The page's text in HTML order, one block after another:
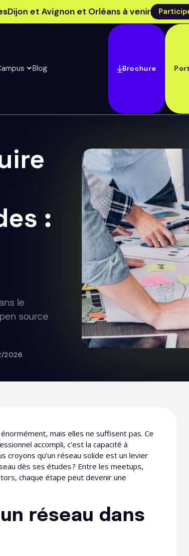
Dijon et Avignon et Orléans à venir
Blog Brochure
:
le
source
2026
mais elles ne suffisent pas. Ce
accompli, c’est la capacité à
croyons qu’un réseau solide est un levier
dès ses études ? Entre les meetups,
chaque étape peut devenir une
réseau dans